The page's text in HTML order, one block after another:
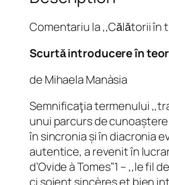
Comentariu la ,,Cǎlǎtorii în
Scurtǎ introducere în
de Mihaela Manàsia
Semnificaţia termenului
unui parcurs de
în sincronia și în diacronia
autentice, a revenit în
d’Ovide à Tomes’’1 – ,,le